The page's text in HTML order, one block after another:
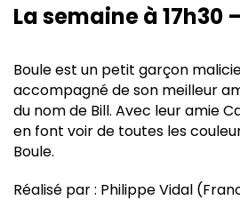
La semaine à 17h30
Boule est un petit garçon
accompagné de son meilleur
du nom de Bill. Avec leur amie
en font voir de toutes les
Boule.
Réalisé par : Philippe Vidal